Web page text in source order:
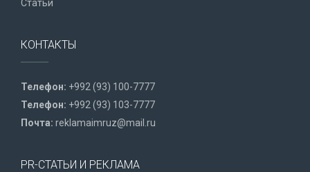
Статьи
КОНТАКТЫ
Телефон: +992 (93) 100-7777
Телефон: +992 (93) 103-7777
Почта: reklamaimruz@mail.ru
PR-СТАТЬИ И РЕКЛАМА